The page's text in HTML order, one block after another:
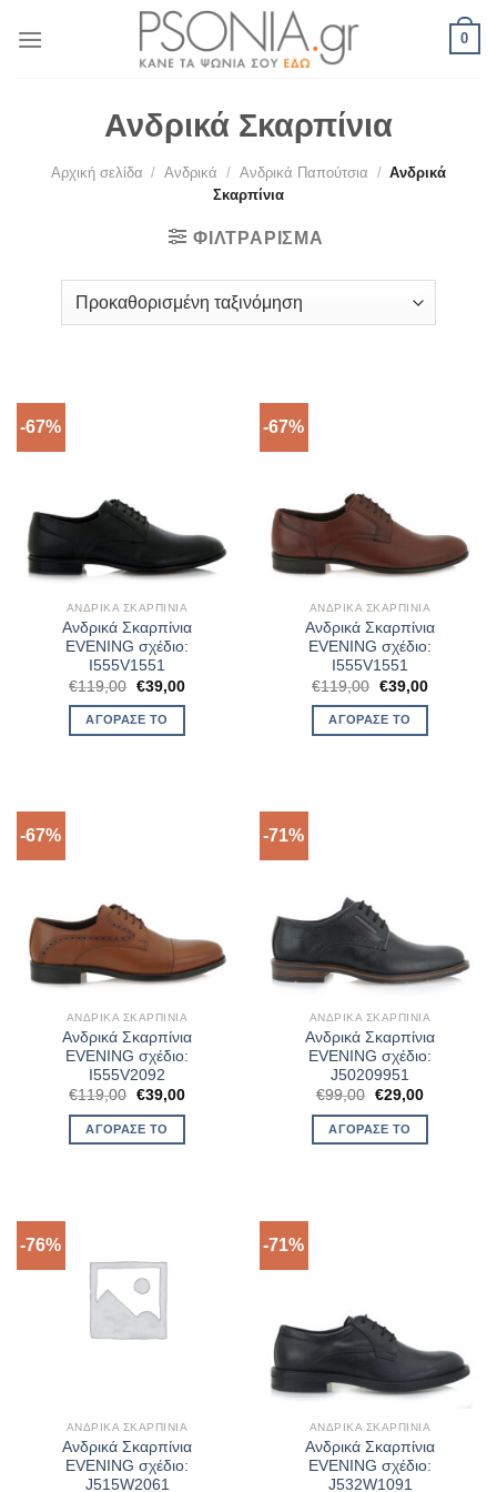
0
Ανδρικά Σκαρπίνια
Αρχική σελίδα / Ανδρικά / Ανδρικά Παπούτσια / Ανδρικά
Σκαρπίνια
ΦΙΛΤΡΆΡΙΣΜΑ
-67%
ΑΝΔΡΙΚΆ ΣΚΑΡΠΊΝΙΑ
Ανδρικά Σκαρπίνια
EVENING σχέδιο:
I555V1551
€119,00 Original
price
was:
€119,00.
€39,00Η
ΑΓΌΡΑΣΈ ΤΟ
-67%
ΑΝΔΡΙΚΆ ΣΚΑΡΠΊΝΙΑ
Ανδρικά Σκαρπίνια
EVENING σχέδιο:
I555V1551
€119,00 Original
price
was:
€119,00.
€39,00Η
ΑΓΌΡΑΣΈ ΤΟ
-67%
ΑΝΔΡΙΚΆ ΣΚΑΡΠΊΝΙΑ
Ανδρικά Σκαρπίνια
EVENING σχέδιο:
I555V2092
€119,00 Original
was:
€119,00.
€39,00Η
ΑΓΌΡΑΣΈ ΤΟ
-71%
ΑΝΔΡΙΚΆ ΣΚΑΡΠΊΝΙΑ
Ανδρικά Σκαρπίνια
EVENING σχέδιο:
J50209951
€99,00 Original
was:
€99,00.
€29,00Η
ΑΓΌΡΑΣΈ ΤΟ
-76%
ΑΝΔΡΙΚΆ ΣΚΑΡΠΊΝΙΑ
Ανδρικά Σκαρπίνια
EVENING σχέδιο:
J515W2061
-71%
ΑΝΔΡΙΚΆ ΣΚΑΡΠΊΝΙΑ
Ανδρικά Σκαρπίνια
EVENING σχέδιο:
J532W1091